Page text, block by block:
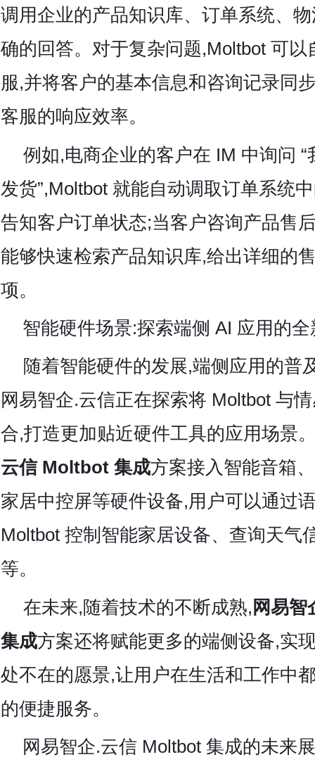
调用企业的产品知识库、订单系统、
确的回答。对于复杂问题,Moltbot 可以
服,并将客户的基本信息和咨询记录同
客服的响应效率。
例如,电商企业的客户在 IM 中询问
发货”,Moltbot 就能自动调取订单系统
告知客户订单状态;当客户咨询产品售
能够快速检索产品知识库,给出详细的
项。
智能硬件场景:探索端侧 AI 应用的全
随着智能硬件的发展,端侧应用的普
网易智企.云信正在探索将 Moltbot 与
合,打造更加贴近硬件工具的应用场景
云信 Moltbot 集成方案接入智能音箱
家居中控屏等硬件设备,用户可以通过
Moltbot 控制智能家居设备、查询天气
等。
在未来,随着技术的不断成熟, 网易
集成方案还将赋能更多的端侧设备,实
处不在的愿景,让用户在生活和工作中
的便捷服务。
网易智企.云信 Moltbot 集成的未来